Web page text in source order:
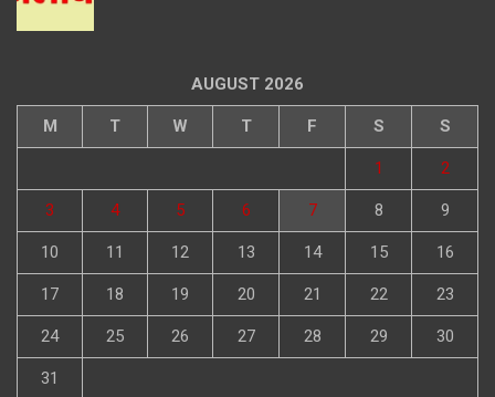
AUGUST 2026
M T W T F S S
1 2
3 4 5 6 7 8 9
10 11 12 13 14 15 16
17 18 19 20 21 22 23
24 25 26 27 28 29 30
31